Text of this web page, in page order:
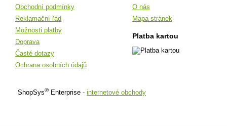
Obchodní podmínky
Reklamační řád
Možnosti platby
Doprava
Časté dotazy
Ochrana osobních údajů
O nás
Mapa stránek
Platba kartou
ShopSys® Enterprise - internetové obchody